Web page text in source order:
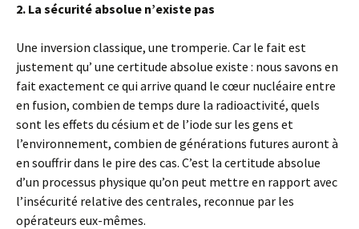
2. La sécurité absolue n’existe pas
Une inversion classique, une tromperie. Car le fait est
justement qu’ une certitude absolue existe : nous savons en
fait exactement ce qui arrive quand le cœur nucléaire entre
en fusion, combien de temps dure la radioactivité, quels
sont les effets du césium et de l’iode sur les gens et
l’environnement, combien de générations futures auront à
en souffrir dans le pire des cas. C’est la certitude absolue
d’un processus physique qu’on peut mettre en rapport avec
l’insécurité relative des centrales, reconnue par les
opérateurs eux-mêmes.